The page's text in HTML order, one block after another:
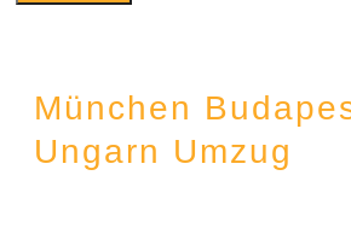
München
Ungarn Umzug